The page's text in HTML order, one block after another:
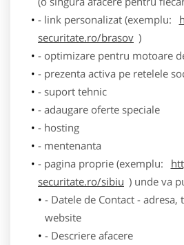
- link personalizat (exemplu:
securitate.ro/brasov )
- optimizare pentru motoare
- prezenta activa pe retelele
- suport tehnic
- adaugare oferte speciale
- hosting
- mentenanta
- pagina proprie (exemplu:
securitate.ro/sibiu ) unde va
- Datele de Contact - adresa,
website
- Descriere afacere